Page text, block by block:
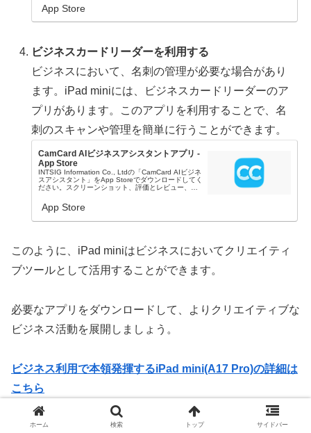
App Store
ビジネスカードリーダーを利用する
ビジネスにおいて、名刺の管理が必要な場合があり
ます。iPad miniには、ビジネスカードリーダーのア
プリがあります。このアプリを利用することで、名
刺のスキャンや管理を簡単に行うことができます。
CamCard AIビジネスアシスタントアプリ -
App Store
INTSIG Information Co., Ltdの「CamCard AIビジネ
スアシスタント」をApp Storeでダウンロードしてく
ださい。スクリーンショット、評価とレビュー、ユ
App Store
このように、iPad miniはビジネスにおいてクリエイティ
ブツールとして活用することができます。
必要なアプリをダウンロードして、よりクリエイティブな
ビジネス活動を展開しましょう。
ビジネス利用で本領発揮するiPad mini(A17 Pro)の詳細は
こちら
ホーム 検索 トップ サイドバー